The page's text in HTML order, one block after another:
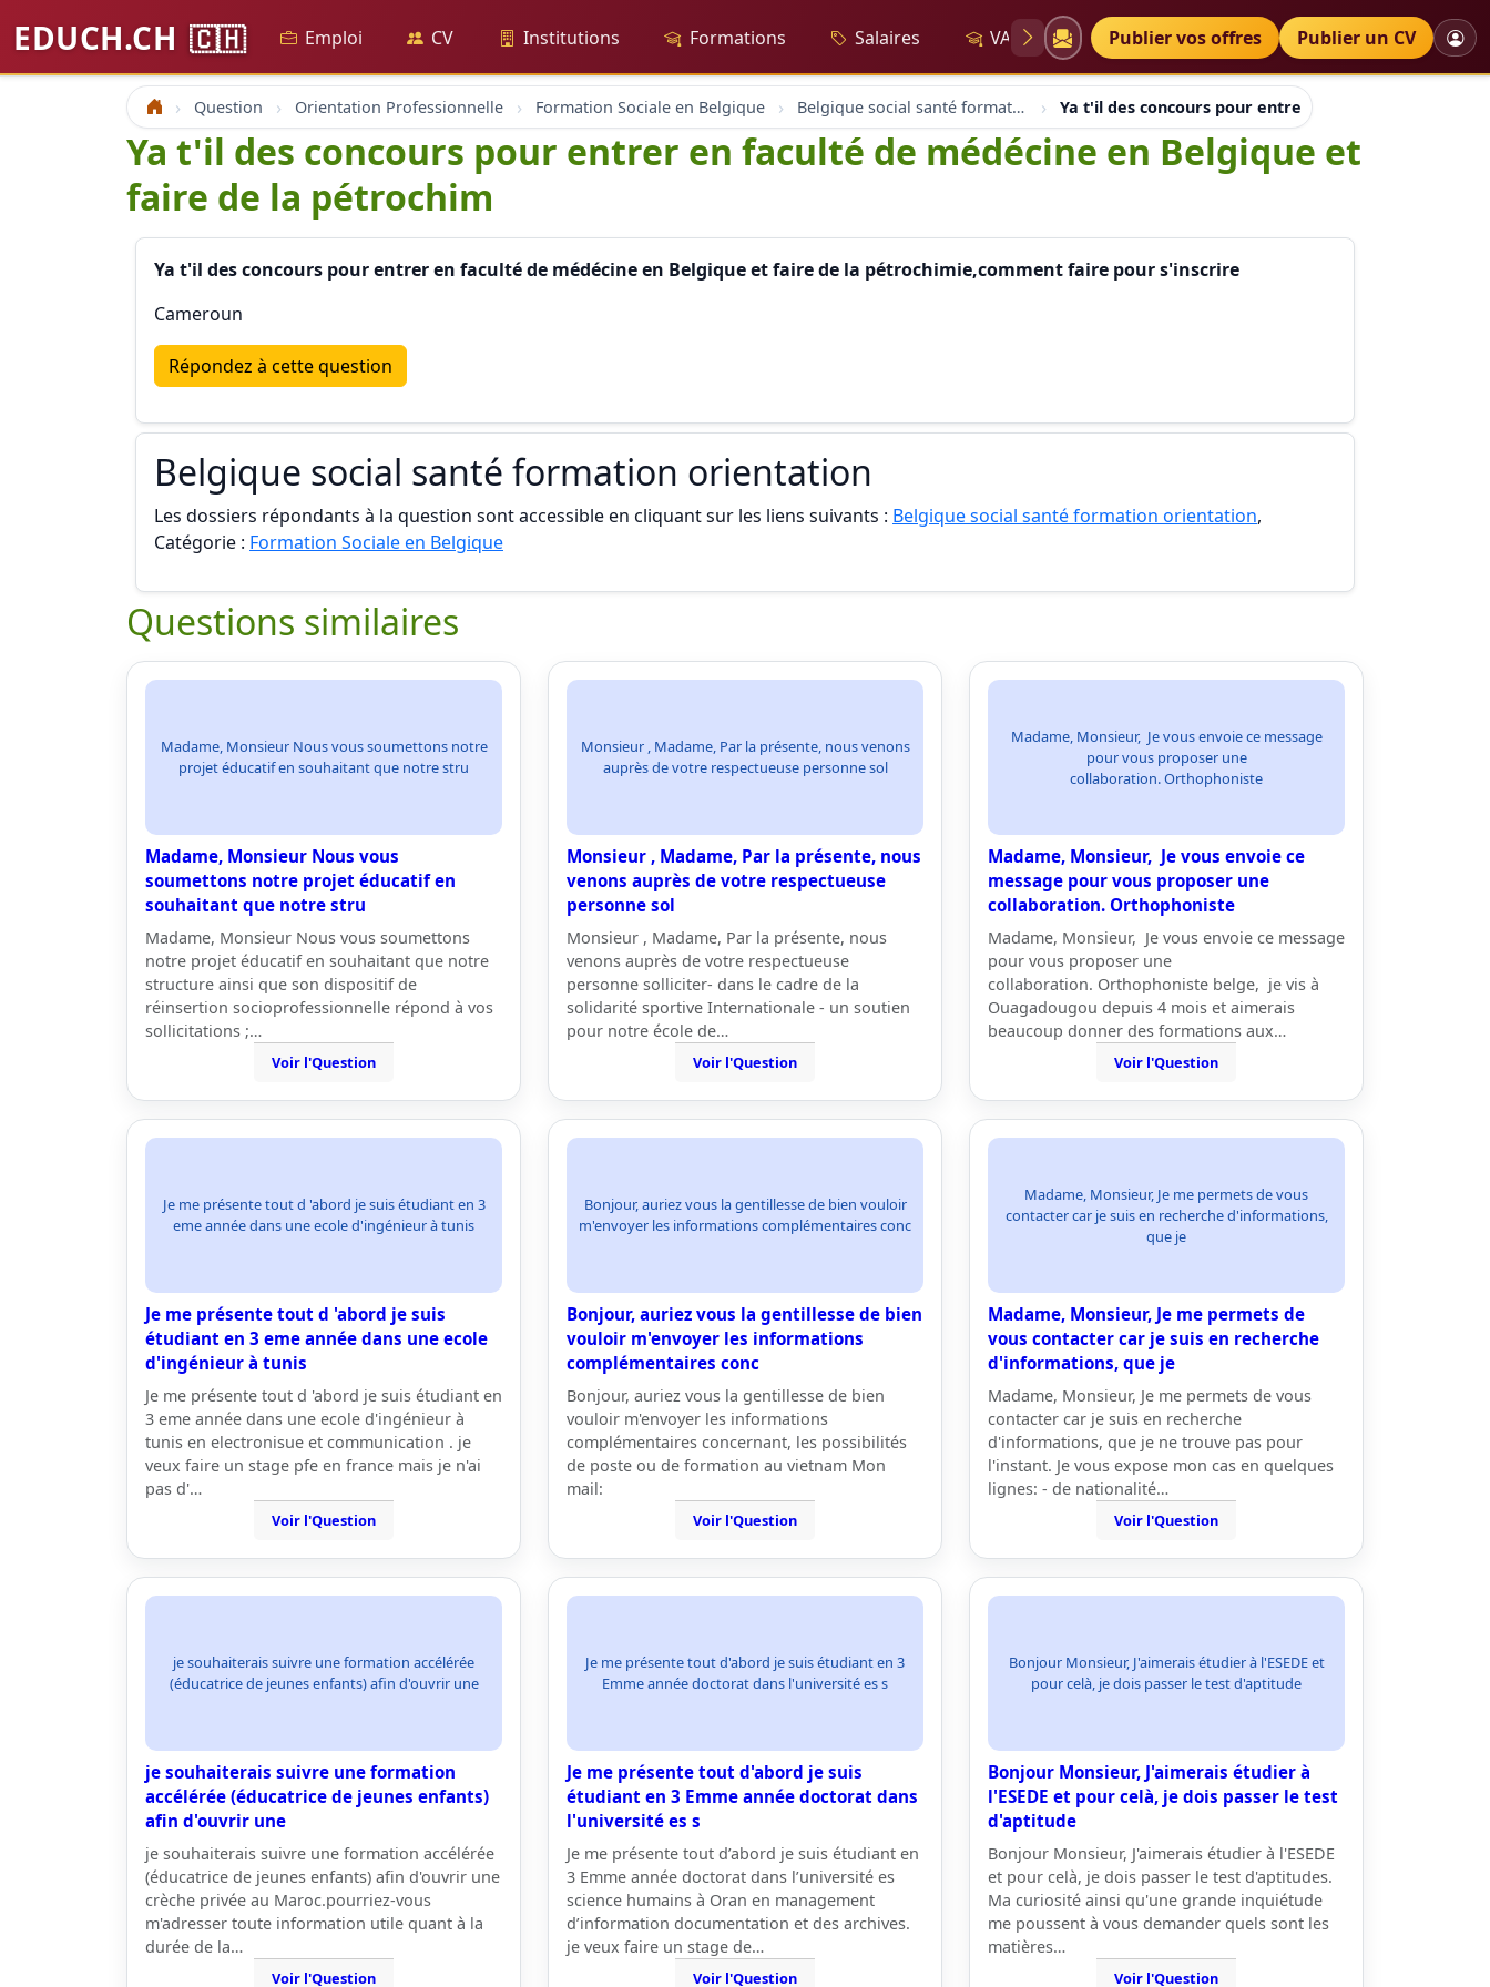
EDUCH.CH 🇨🇭 Emploi CV Institutions Formations Salaires VAE Diplômes Petites annonces
Publier vos offres Publier un CV
Accueil Question Orientation Professionnelle Formation Sociale en Belgique Belgique social santé formation orientation Ya t'il des concours pour entrer en faculté de
Ya t'il des concours pour entrer en faculté de médécine en Belgique et
faire de la pétrochim
Ya t'il des concours pour entrer en faculté de médécine en Belgique et faire de la pétrochimie,comment faire pour s'inscrire
Cameroun
Répondez à cette question
Belgique social santé formation orientation
Les dossiers répondants à la question sont accessible en cliquant sur les liens suivants : Belgique social santé formation orientation,
Catégorie : Formation Sociale en Belgique
Questions similaires
Madame, Monsieur Nous vous soumettons notre
projet éducatif en souhaitant que notre stru
Madame, Monsieur Nous vous
soumettons notre projet éducatif en
souhaitant que notre stru
Madame, Monsieur Nous vous soumettons
notre projet éducatif en souhaitant que notre
structure ainsi que son dispositif de
réinsertion socioprofessionnelle répond à vos
sollicitations ;…
Voir l'Question
Monsieur , Madame, Par la présente, nous venons
auprès de votre respectueuse personne sol
Monsieur , Madame, Par la présente, nous
venons auprès de votre respectueuse
personne sol
Monsieur , Madame, Par la présente, nous
venons auprès de votre respectueuse
personne solliciter- dans le cadre de la
solidarité sportive Internationale - un soutien
pour notre école de…
Voir l'Question
Madame, Monsieur, Je vous envoie ce message
pour vous proposer une
collaboration. Orthophoniste
Madame, Monsieur, Je vous envoie ce
message pour vous proposer une
collaboration. Orthophoniste
Madame, Monsieur, Je vous envoie ce message
pour vous proposer une
collaboration. Orthophoniste belge, je vis à
Ouagadougou depuis 4 mois et aimerais
beaucoup donner des formations aux…
Voir l'Question
Je me présente tout d 'abord je suis étudiant en 3
eme année dans une ecole d'ingénieur à tunis
Je me présente tout d 'abord je suis
étudiant en 3 eme année dans une ecole
d'ingénieur à tunis
Je me présente tout d 'abord je suis étudiant en
3 eme année dans une ecole d'ingénieur à
tunis en electronisue et communication . je
veux faire un stage pfe en france mais je n'ai
pas d'…
Voir l'Question
Bonjour, auriez vous la gentillesse de bien vouloir
m'envoyer les informations complémentaires conc
Bonjour, auriez vous la gentillesse de bien
vouloir m'envoyer les informations
complémentaires conc
Bonjour, auriez vous la gentillesse de bien
vouloir m'envoyer les informations
complémentaires concernant, les possibilités
de poste ou de formation au vietnam Mon
mail:
Voir l'Question
Madame, Monsieur, Je me permets de vous
contacter car je suis en recherche d'informations,
que je
Madame, Monsieur, Je me permets de
vous contacter car je suis en recherche
d'informations, que je
Madame, Monsieur, Je me permets de vous
contacter car je suis en recherche
d'informations, que je ne trouve pas pour
l'instant. Je vous expose mon cas en quelques
lignes: - de nationalité…
Voir l'Question
je souhaiterais suivre une formation accélérée
(éducatrice de jeunes enfants) afin d'ouvrir une
je souhaiterais suivre une formation
accélérée (éducatrice de jeunes enfants)
afin d'ouvrir une
je souhaiterais suivre une formation accélérée
(éducatrice de jeunes enfants) afin d'ouvrir une
crèche privée au Maroc.pourriez-vous
m'adresser toute information utile quant à la
durée de la…
Voir l'Question
Je me présente tout d'abord je suis étudiant en 3
Emme année doctorat dans l'université es s
Je me présente tout d'abord je suis
étudiant en 3 Emme année doctorat dans
l'université es s
Je me présente tout d’abord je suis étudiant en
3 Emme année doctorat dans l’université es
science humains à Oran en management
d’information documentation et des archives.
je veux faire un stage de…
Voir l'Question
Bonjour Monsieur, J'aimerais étudier à l'ESEDE et
pour celà, je dois passer le test d'aptitude
Bonjour Monsieur, J'aimerais étudier à
l'ESEDE et pour celà, je dois passer le test
d'aptitude
Bonjour Monsieur, J'aimerais étudier à l'ESEDE
et pour celà, je dois passer le test d'aptitudes.
Ma curiosité ainsi qu'une grande inquiétude
me poussent à vous demander quels sont les
matières…
Voir l'Question